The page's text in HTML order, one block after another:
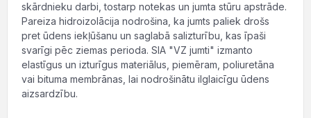
skārdnieku darbi, tostarp notekas un jumta stūru apstrāde.
Pareiza hidroizolācija nodrošina, ka jumts paliek drošs
pret ūdens iekļūšanu un saglabā salizturību, kas īpaši
svarīgi pēc ziemas perioda. SIA "VZ jumti" izmanto
elastīgus un izturīgus materiālus, piemēram, poliuretāna
vai bituma membrānas, lai nodrošinātu ilglaicīgu ūdens
aizsardzību.